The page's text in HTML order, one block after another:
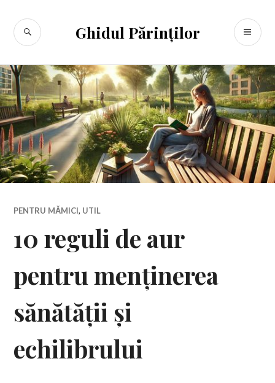
conținut
Ghidul Părinților
CĂUTARE
PENTRU MĂMICI, UTIL
10 reguli de aur
pentru menținerea
sănătății și
echilibrului